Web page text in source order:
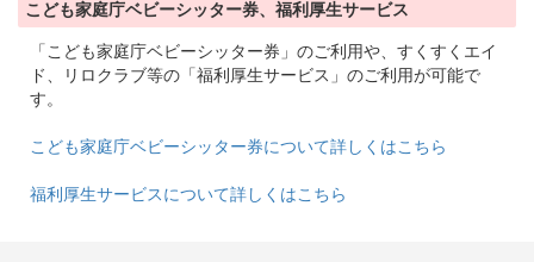
こども家庭庁ベビーシッター券、福利厚生サービス
「こども家庭庁ベビーシッター券」のご利用や、すくすくエイ
ド、リロクラブ等の「福利厚生サービス」のご利用が可能で
す。
こども家庭庁ベビーシッター券について詳しくはこちら
福利厚生サービスについて詳しくはこちら